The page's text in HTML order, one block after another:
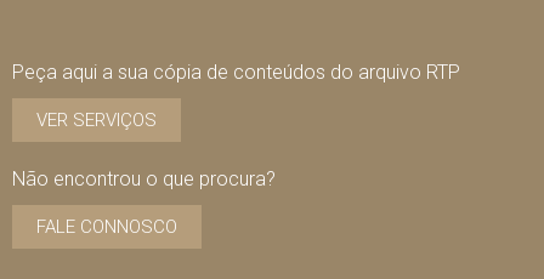
Peça aqui a sua cópia de conteúdos do arquivo RTP
VER SERVIÇOS
Não encontrou o que procura?
FALE CONNOSCO